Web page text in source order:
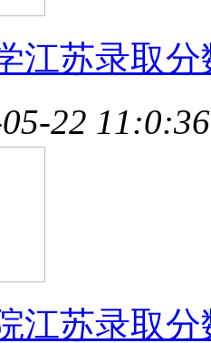
江苏录取分
22 11:0:36
江苏录取分